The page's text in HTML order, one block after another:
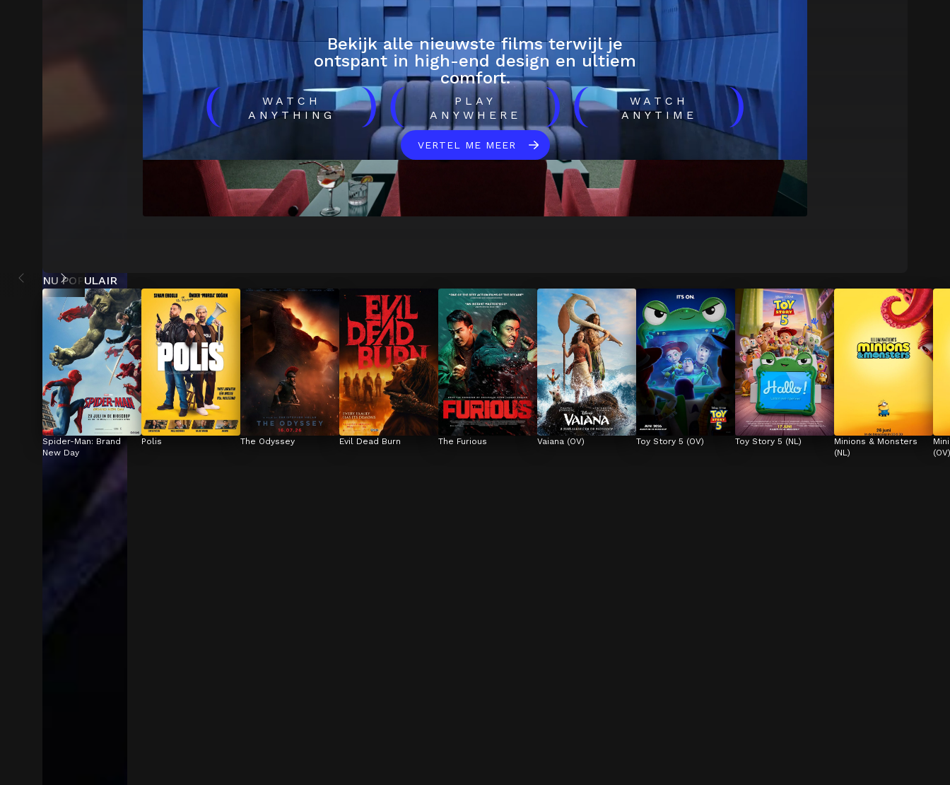
Bekijk alle nieuwste films terwijl je
ontspant in high-end design en ultiem
comfort.
(
WATCH
ANYTHING
)(
PLAY
ANYWHERE
)(
WATCH
ANYTIME
)
VERTEL ME MEER
NU POPULAIR
Spider-Man: Brand
New Day
Polis The Odyssey Evil Dead Burn The Furious Vaiana (OV) Toy Story 5 (OV) Toy Story 5 (NL)
Minions & Monsters
(NL)
(OV)